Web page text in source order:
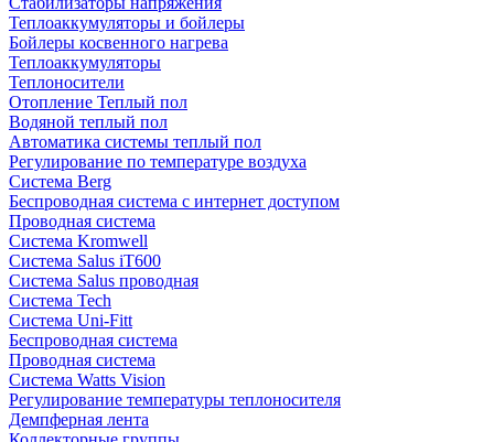
Теплоаккумуляторы и бойлеры
Бойлеры косвенного нагрева
Теплоаккумуляторы
Теплоносители
Отопление Теплый пол
Водяной теплый пол
Автоматика системы теплый пол
Регулирование по температуре воздуха
Система Berg
Беспроводная система с интернет доступом
Проводная система
Система Kromwell
Система Salus iT600
Система Salus проводная
Система Tech
Система Uni-Fitt
Беспроводная система
Проводная система
Система Watts Vision
Регулирование температуры теплоносителя
Демпферная лента